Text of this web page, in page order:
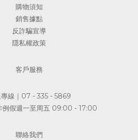
購物須知
銷售據點
反詐騙宣導
隱私權政策
客戶服務
線｜07 - 335 - 5869
例假週一至周五 09:00 - 17:00
聯絡我們